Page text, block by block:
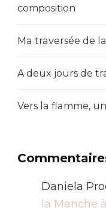
composition
Ma traversée de
A deux jours de
Vers la flamme,
Daniela
la Manche